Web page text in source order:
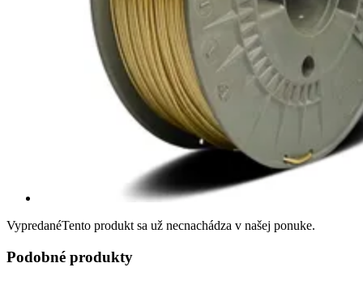
VypredanéTento produkt sa už necnachádza v našej ponuke.
Podobné produkty